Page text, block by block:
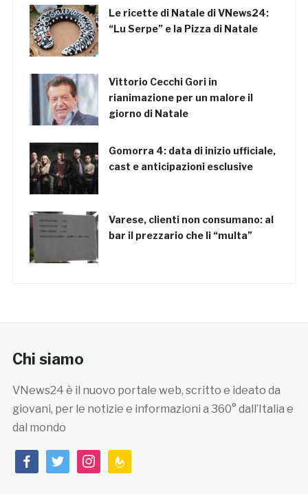
Le ricette di Natale di VNews24:
“Lu Serpe” e la Pizza di Natale
Vittorio Cecchi Gori in
rianimazione per un malore il
giorno di Natale
Gomorra 4: data di inizio ufficiale,
cast e anticipazioni esclusive
Varese, clienti non consumano: al
bar il prezzario che li “multa”
Chi siamo
VNews24 è il nuovo portale web, scritto e ideato da
giovani, per le notizie e informazioni a 360° dall’Italia e
dal mondo
facebooktwitterinstagramfeedburner